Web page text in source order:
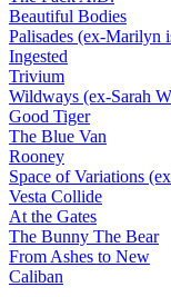
Beautiful Bodies
Palisades (ex-Marilyn
Ingested
Trivium
Wildways (ex-Sarah
Good Tiger
The Blue Van
Rooney
Space of Variations
Vesta Collide
At the Gates
The Bunny The Bear
From Ashes to New
Caliban